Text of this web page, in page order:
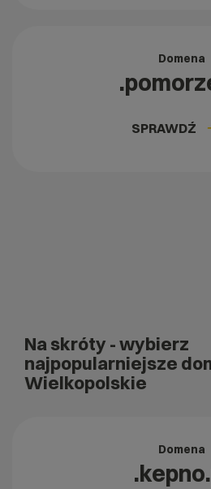
Domena
SPRAWDŹ
Na skróty - wybierz
najpopularniejsze
Wielkopolskie
Domena